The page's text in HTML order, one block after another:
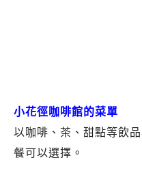
小花徑咖啡館的菜單
以咖啡、茶、甜點等飲
餐可以選擇。